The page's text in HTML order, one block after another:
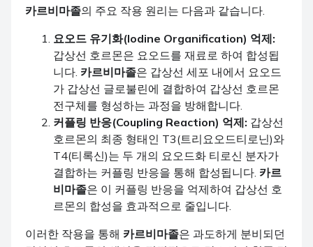
카르비마졸의 주요 작용 원리는 다음과 같습니다.
요오드 유기화(Iodine Organification) 억제:
갑상선 호르몬은 요오드를 재료로 하여 합성됩
니다. 카르비마졸은 갑상선 세포 내에서 요오드
가 갑상선 글로불린에 결합하여 갑상선 호르몬
전구체를 형성하는 과정을 방해합니다.
커플링 반응(Coupling Reaction) 억제: 갑상선
호르몬의 최종 형태인 T3(트리요오드티로닌)와
T4(티록신)는 두 개의 요오드화 티로신 분자가
결합하는 커플링 반응을 통해 합성됩니다. 카르
비마졸은 이 커플링 반응을 억제하여 갑상선 호
르몬의 합성을 효과적으로 줄입니다.
이러한 작용을 통해 카르비마졸은 과도하게 분비되던